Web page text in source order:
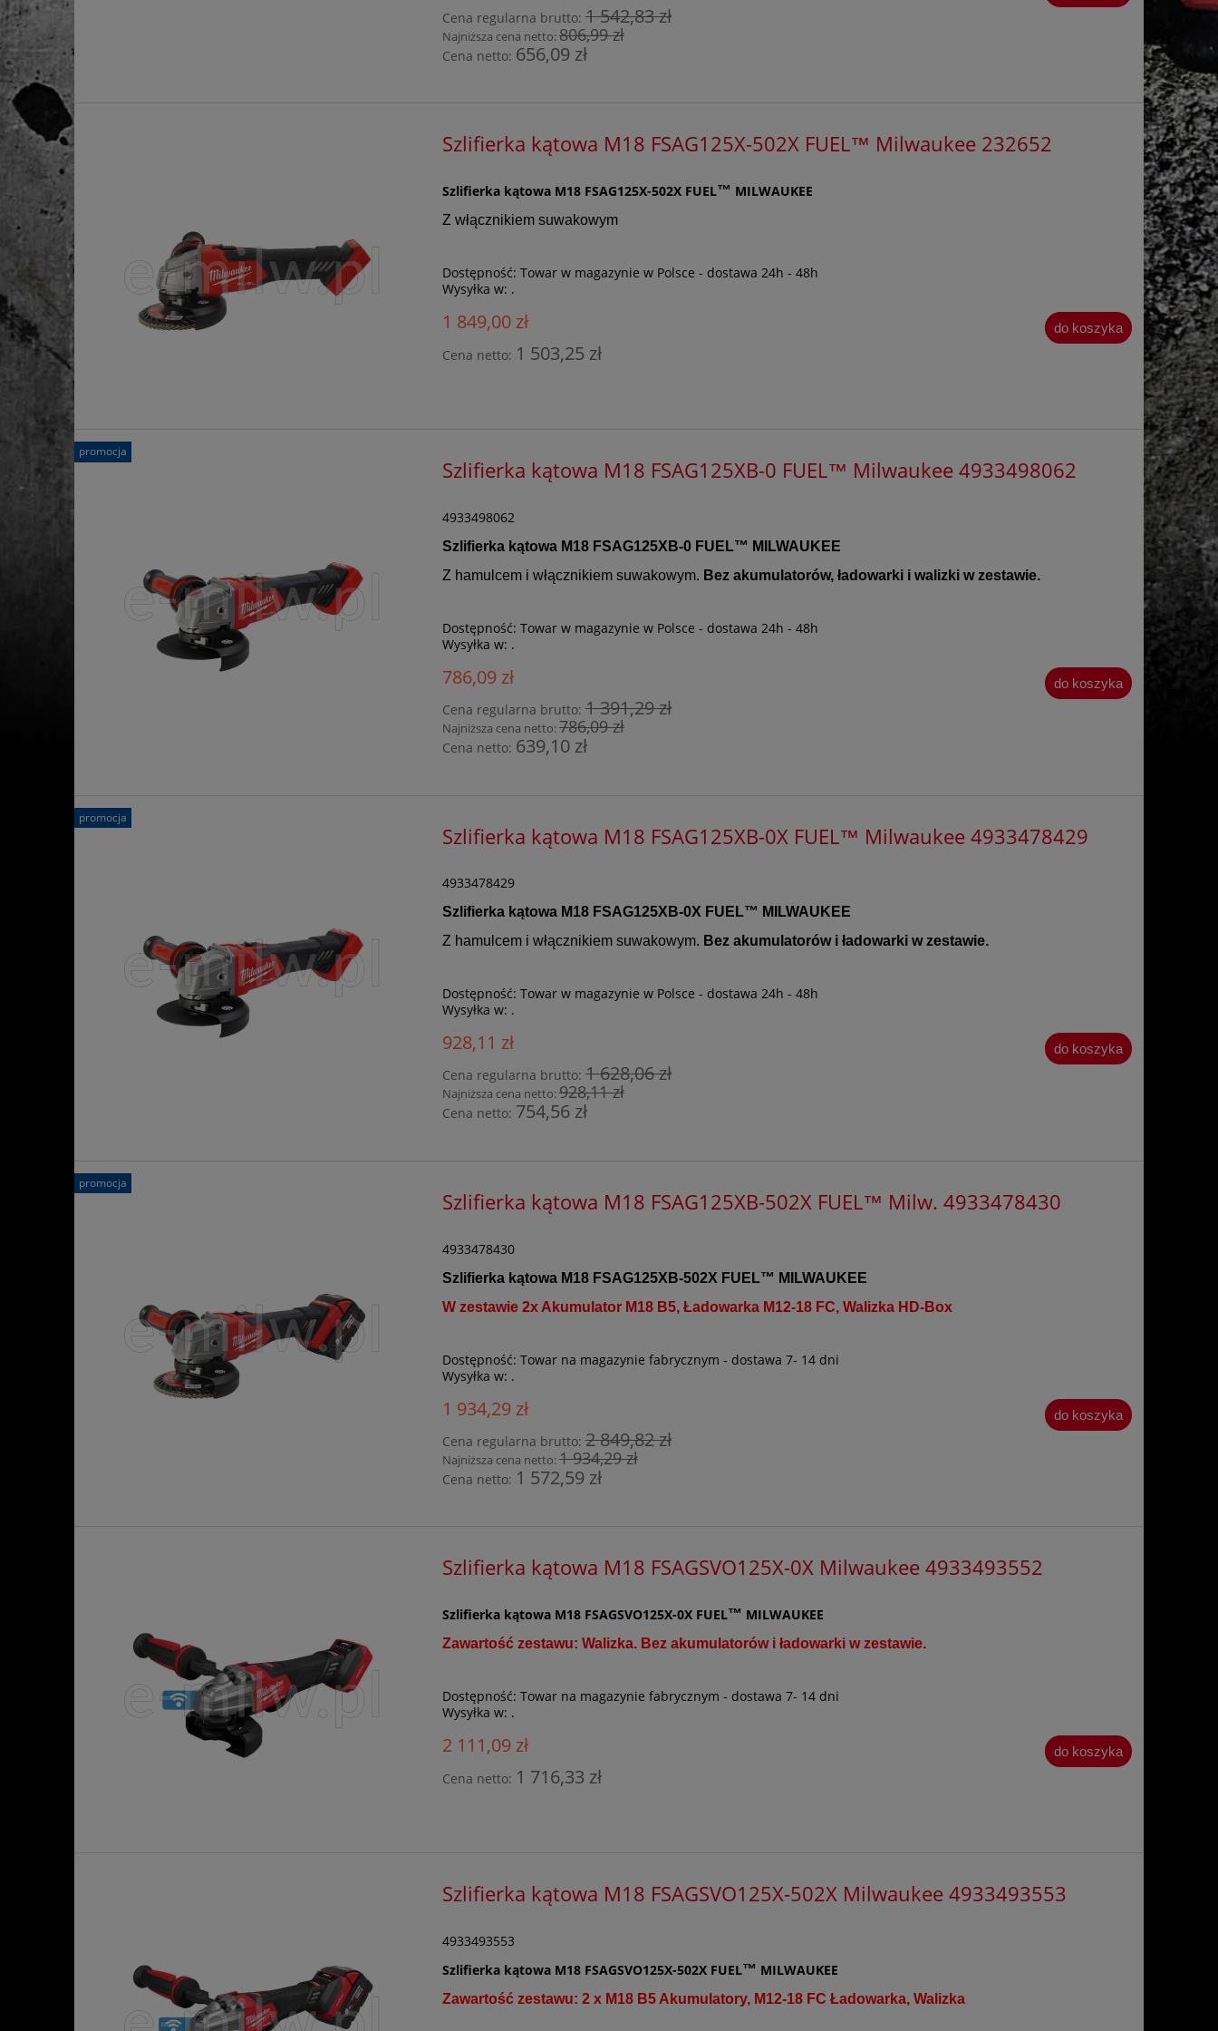
Cena regularna brutto: 1 542,83 zł
Najniższa cena netto:806,99 zł
Cena netto: 656,09 zł
Szlifierka kątowa M18 FSAG125X-502X FUEL™ Milwaukee 232652
Szlifierka kątowa M18 FSAG125X-502X FUEL™ MILWAUKEE
Z włącznikiem suwakowym
Dostępność: Towar w magazynie w Polsce - dostawa 24h - 48h
Wysyłka w: .
1 849,00 zł
Cena netto: 1 503,25 zł
do koszyka
Szlifierka kątowa M18 FSAG125XB-0 FUEL™ Milwaukee 4933498062
4933498062
Szlifierka kątowa M18 FSAG125XB-0 FUEL™ MILWAUKEE
Z hamulcem i włącznikiem suwakowym. Bez akumulatorów, ładowarki i walizki w zestawie.
Dostępność: Towar w magazynie w Polsce - dostawa 24h - 48h
Wysyłka w: .
786,09 zł
Cena regularna brutto: 1 391,29 zł
Najniższa cena netto:786,09 zł
Cena netto: 639,10 zł
do koszyka
promocja
Szlifierka kątowa M18 FSAG125XB-0X FUEL™ Milwaukee 4933478429
4933478429
Szlifierka kątowa M18 FSAG125XB-0X FUEL™ MILWAUKEE
Z hamulcem i włącznikiem suwakowym. Bez akumulatorów i ładowarki w zestawie.
Dostępność: Towar w magazynie w Polsce - dostawa 24h - 48h
Wysyłka w: .
928,11 zł
Cena regularna brutto: 1 628,06 zł
Najniższa cena netto:928,11 zł
Cena netto: 754,56 zł
do koszyka
promocja
Szlifierka kątowa M18 FSAG125XB-502X FUEL™ Milw. 4933478430
4933478430
Szlifierka kątowa M18 FSAG125XB-502X FUEL™ MILWAUKEE
W zestawie 2x Akumulator M18 B5, Ładowarka M12-18 FC, Walizka HD-Box
Dostępność: Towar na magazynie fabrycznym - dostawa 7- 14 dni
Wysyłka w: .
1 934,29 zł
Cena regularna brutto: 2 849,82 zł
Najniższa cena netto:1 934,29 zł
Cena netto: 1 572,59 zł
do koszyka
promocja
Szlifierka kątowa M18 FSAGSVO125X-0X Milwaukee 4933493552
Szlifierka kątowa M18 FSAGSVO125X-0X FUEL™ MILWAUKEE
Zawartość zestawu: Walizka. Bez akumulatorów i ładowarki w zestawie.
Dostępność: Towar na magazynie fabrycznym - dostawa 7- 14 dni
Wysyłka w: .
2 111,09 zł
Cena netto: 1 716,33 zł
do koszyka
Szlifierka kątowa M18 FSAGSVO125X-502X Milwaukee 4933493553
4933493553
Szlifierka kątowa M18 FSAGSVO125X-502X FUEL™ MILWAUKEE
Zawartość zestawu: 2 x M18 B5 Akumulatory, M12-18 FC Ładowarka, Walizka